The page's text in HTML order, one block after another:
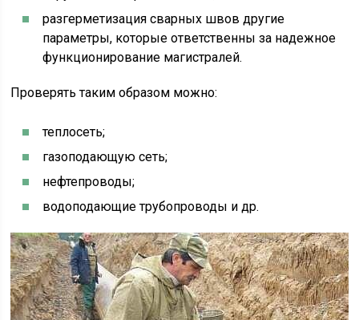
разгерметизация сварных швов другие
параметры, которые ответственны за надежное
функционирование магистралей.
Проверять таким образом можно:
теплосеть;
газоподающую сеть;
нефтепроводы;
водоподающие трубопроводы и др.